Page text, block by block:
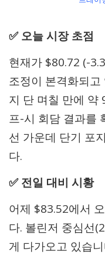
✅ 오늘 시장 초점
현재가 $80.72 (-
조정이 본격화되
지 단 며칠 만에 약
프-시 회담 결과를
선 가운데 단기 포
다.
✅ 전일 대비 시황
어제 $83.52에서
다. 볼린저 중심선
게 다가오고 있습